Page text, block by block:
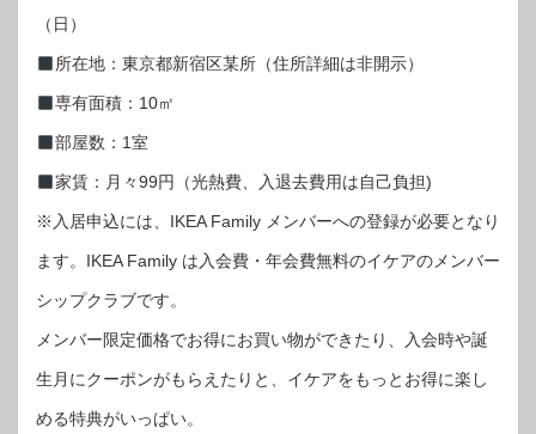
（日）
所在地：東京都新宿区某所（住所詳細は非開示）
専有面積：10㎡
部屋数：1室
家賃：月々99円（光熱費、入退去費用は自己負担)
※入居申込には、IKEA Family メンバーへの登録が必要となり
ます。IKEA Family は入会費・年会費無料のイケアのメンバー
シップクラブです。
メンバー限定価格でお得にお買い物ができたり、入会時や誕
生月にクーポンがもらえたりと、イケアをもっとお得に楽し
める特典がいっぱい。